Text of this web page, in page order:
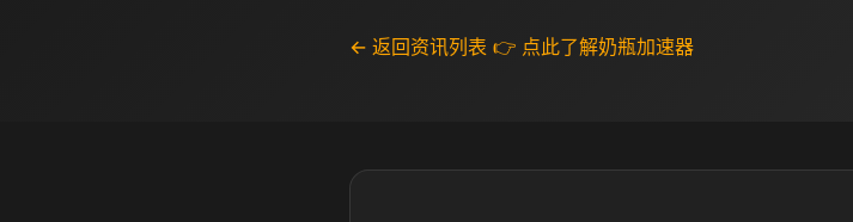
← 返回资讯列表 👉 点此了解奶瓶加速器